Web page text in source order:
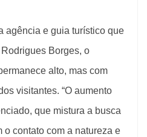
agência e guia turístico que
Borges, o
alto, mas com
visitantes. “O aumento
que mistura a busca
o contato com a natureza e